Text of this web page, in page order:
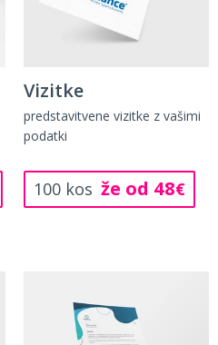
Vizitke
predstavitvene vizitke z vašimi
podatki
100 kos že od 48€